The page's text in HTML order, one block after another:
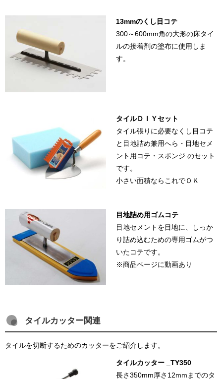
13mmのくし目コテ
300～600mm角の大形の床タイ
ルの接着剤の塗布に使用しま
す。
タイルＤＩＹセット
タイル張りに必要なくし目コテ
と目地詰め兼用へら・目地セメ
ント用コテ・スポンジ のセット
です。
小さい面積ならこれでＯＫ
目地詰め用ゴムコテ
目地セメントを目地に、しっか
り詰め込むための専用ゴムがつ
いたコテです。
※商品ページに動画あり
タイルカッター関連
タイルを切断するためのカッターをご紹介します。
タイルカッター _TY350
長さ350mm厚さ12mmまでのタ